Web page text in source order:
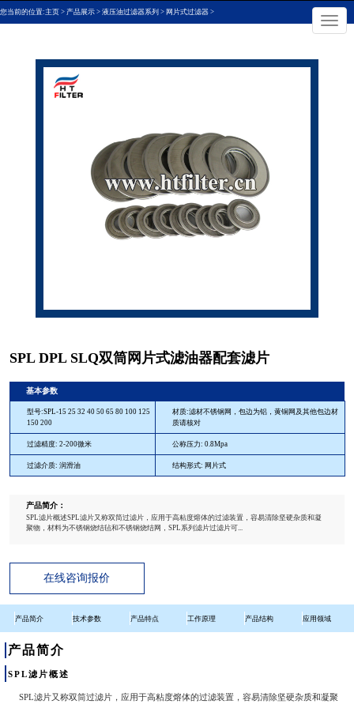
切
换
导
×
您当前的位置:主页 > 产品展示 > 液压油过滤器系列 > 网片式过滤器 >
SPL DPL SLQ双筒网片式滤油器配套滤片
基本参数
型号:SPL-15 25 32 40 50 65 80 100 125
150 200
材质:滤材不锈钢网，包边为铝，黄铜网及其他包边材
质请核对
过滤精度: 2-200微米 公称压力: 0.8Mpa
过滤介质: 润滑油 结构形式: 网片式
产品简介：
SPL滤片概述SPL滤片又称双筒过滤片，应用于高粘度熔体的过滤装置，容易清除坚硬杂质和凝
聚物，材料为不锈钢烧结毡和不锈钢烧结网，SPL系列滤片过滤片可...
在线咨询报价
产品简介 技术参数 产品特点 工作原理 产品结构 应用领域
产品简介
SPL滤片概述
SPL滤片又称双筒过滤片，应用于高粘度熔体的过滤装置，容易清除坚硬杂质和凝聚